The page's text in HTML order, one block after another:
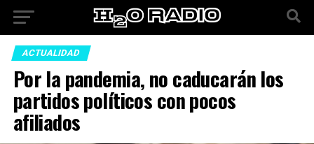
ACTUALIDAD
Por la pandemia, no caducarán los
partidos políticos con pocos
afiliados